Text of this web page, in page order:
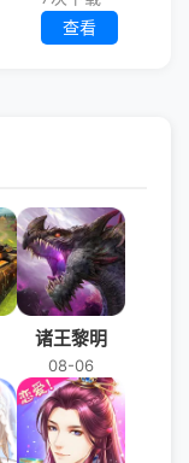
查看
诸王黎明
08-06